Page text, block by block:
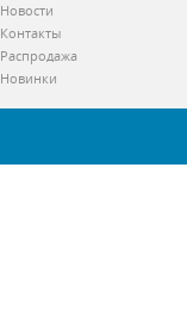
Новости
Контакты
Распродажа
Новинки